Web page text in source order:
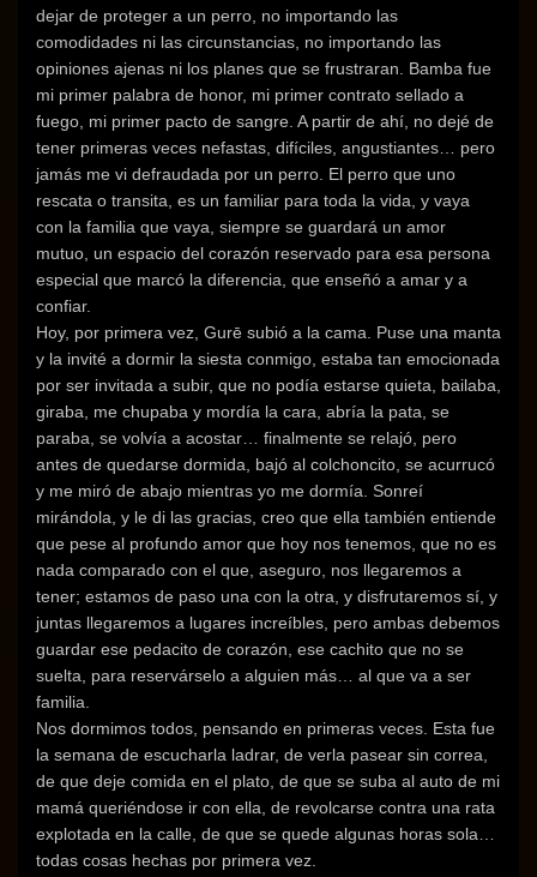
dejar de proteger a un perro, no importando las
comodidades ni las circunstancias, no importando las
opiniones ajenas ni los planes que se frustraran. Bamba fue
mi primer palabra de honor, mi primer contrato sellado a
fuego, mi primer pacto de sangre. A partir de ahí, no dejé de
tener primeras veces nefastas, difíciles, angustiantes… pero
jamás me vi defraudada por un perro. El perro que uno
rescata o transita, es un familiar para toda la vida, y vaya
con la familia que vaya, siempre se guardará un amor
mutuo, un espacio del corazón reservado para esa persona
especial que marcó la diferencia, que enseñó a amar y a
confiar.
Hoy, por primera vez, Gurē subió a la cama. Puse una manta
y la invité a dormir la siesta conmigo, estaba tan emocionada
por ser invitada a subir, que no podía estarse quieta, bailaba,
giraba, me chupaba y mordía la cara, abría la pata, se
paraba, se volvía a acostar… finalmente se relajó, pero
antes de quedarse dormida, bajó al colchoncito, se acurrucó
y me miró de abajo mientras yo me dormía. Sonreí
mirándola, y le di las gracias, creo que ella también entiende
que pese al profundo amor que hoy nos tenemos, que no es
nada comparado con el que, aseguro, nos llegaremos a
tener; estamos de paso una con la otra, y disfrutaremos sí, y
juntas llegaremos a lugares increíbles, pero ambas debemos
guardar ese pedacito de corazón, ese cachito que no se
suelta, para reservárselo a alguien más… al que va a ser
familia.
Nos dormimos todos, pensando en primeras veces. Esta fue
la semana de escucharla ladrar, de verla pasear sin correa,
de que deje comida en el plato, de que se suba al auto de mi
mamá queriéndose ir con ella, de revolcarse contra una rata
explotada en la calle, de que se quede algunas horas sola…
todas cosas hechas por primera vez.